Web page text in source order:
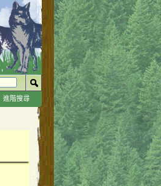
進階搜尋